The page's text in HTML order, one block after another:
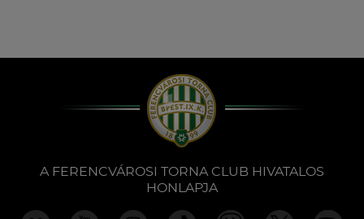
A FERENCVÁROSI TORNA CLUB HIVATALOS
HONLAPJA